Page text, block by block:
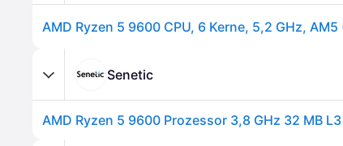
Senetic